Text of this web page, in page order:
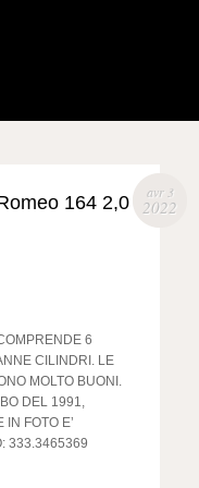
avr 3
2022
164 2,0
6
CILINDRI. LE
MOLTO BUONI.
DEL 1991,
IN FOTO E’
333.3465369